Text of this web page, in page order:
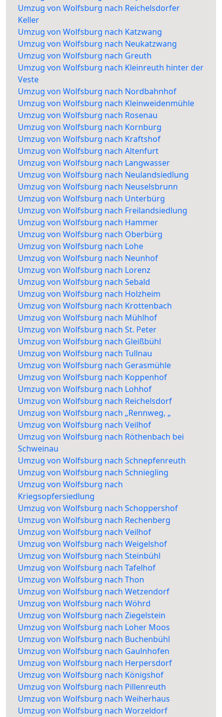
Umzug von Wolfsburg nach Reichelsdorfer
Keller
Umzug von Wolfsburg nach Katzwang
Umzug von Wolfsburg nach Neukatzwang
Umzug von Wolfsburg nach Greuth
Umzug von Wolfsburg nach Kleinreuth hinter der
Veste
Umzug von Wolfsburg nach Nordbahnhof
Umzug von Wolfsburg nach Kleinweidenmühle
Umzug von Wolfsburg nach Rosenau
Umzug von Wolfsburg nach Kornburg
Umzug von Wolfsburg nach Kraftshof
Umzug von Wolfsburg nach Altenfurt
Umzug von Wolfsburg nach Langwasser
Umzug von Wolfsburg nach Neulandsiedlung
Umzug von Wolfsburg nach Neuselsbrunn
Umzug von Wolfsburg nach Unterbürg
Umzug von Wolfsburg nach Freilandsiedlung
Umzug von Wolfsburg nach Hammer
Umzug von Wolfsburg nach Oberbürg
Umzug von Wolfsburg nach Lohe
Umzug von Wolfsburg nach Neunhof
Umzug von Wolfsburg nach Lorenz
Umzug von Wolfsburg nach Sebald
Umzug von Wolfsburg nach Holzheim
Umzug von Wolfsburg nach Krottenbach
Umzug von Wolfsburg nach Mühlhof
Umzug von Wolfsburg nach St. Peter
Umzug von Wolfsburg nach Gleißbühl
Umzug von Wolfsburg nach Tullnau
Umzug von Wolfsburg nach Gerasmühle
Umzug von Wolfsburg nach Koppenhof
Umzug von Wolfsburg nach Lohhof
Umzug von Wolfsburg nach Reichelsdorf
Umzug von Wolfsburg nach „Rennweg, „
Umzug von Wolfsburg nach Veilhof
Umzug von Wolfsburg nach Röthenbach bei
Schweinau
Umzug von Wolfsburg nach Schnepfenreuth
Umzug von Wolfsburg nach Schniegling
Umzug von Wolfsburg nach
Kriegsopfersiedlung
Umzug von Wolfsburg nach Schoppershof
Umzug von Wolfsburg nach Rechenberg
Umzug von Wolfsburg nach Veilhof
Umzug von Wolfsburg nach Weigelshof
Umzug von Wolfsburg nach Steinbühl
Umzug von Wolfsburg nach Tafelhof
Umzug von Wolfsburg nach Thon
Umzug von Wolfsburg nach Wetzendorf
Umzug von Wolfsburg nach Wöhrd
Umzug von Wolfsburg nach Ziegelstein
Umzug von Wolfsburg nach Loher Moos
Umzug von Wolfsburg nach Buchenbühl
Umzug von Wolfsburg nach Gaulnhofen
Umzug von Wolfsburg nach Herpersdorf
Umzug von Wolfsburg nach Königshof
Umzug von Wolfsburg nach Pillenreuth
Umzug von Wolfsburg nach Weiherhaus
Umzug von Wolfsburg nach Worzeldorf